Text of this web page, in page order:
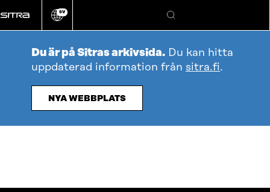
direkt
till
Ändra
språk
SV
Sök
Du är på Sitras arkivsida. Du kan hitta
uppdaterad information från sitra.fi.
NYA WEBBPLATS